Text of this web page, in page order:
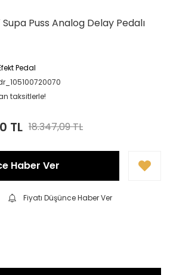
Puss Analog Delay Pedalı
Pedal
taksitlerle!
TL 18.347,09 TL
Haber Ver
Fiyatı Düşünce Haber Ver